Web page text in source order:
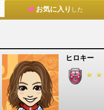
お気に入り した
ヒロキー